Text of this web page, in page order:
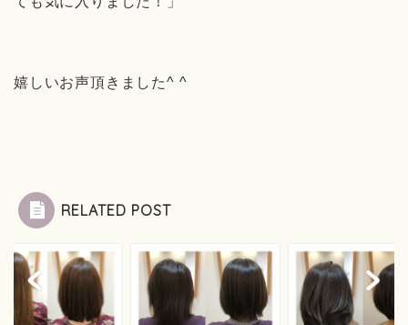
嬉しいお声頂きました^ ^
RELATED POST